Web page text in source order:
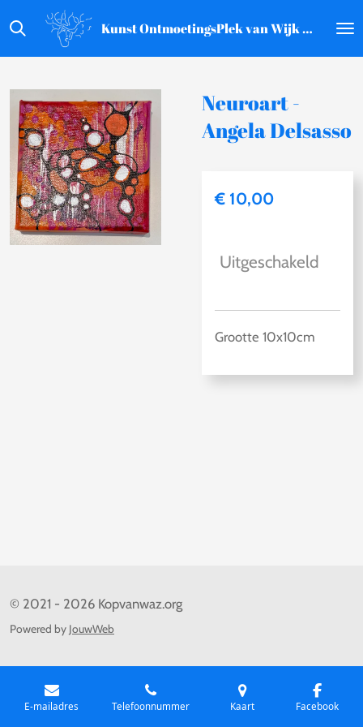
Ga
de
hoofdinhoud
Kunst OntmoetingsPlek van Wijk aan Zee
Neuroart -
Angela Delsasso
€ 10,00
Uitgeschakeld
Grootte 10x10cm
© 2021 - 2026 Kopvanwaz.org
Powered by JouwWeb
E-mailadres Telefoonnummer Kaart Facebook